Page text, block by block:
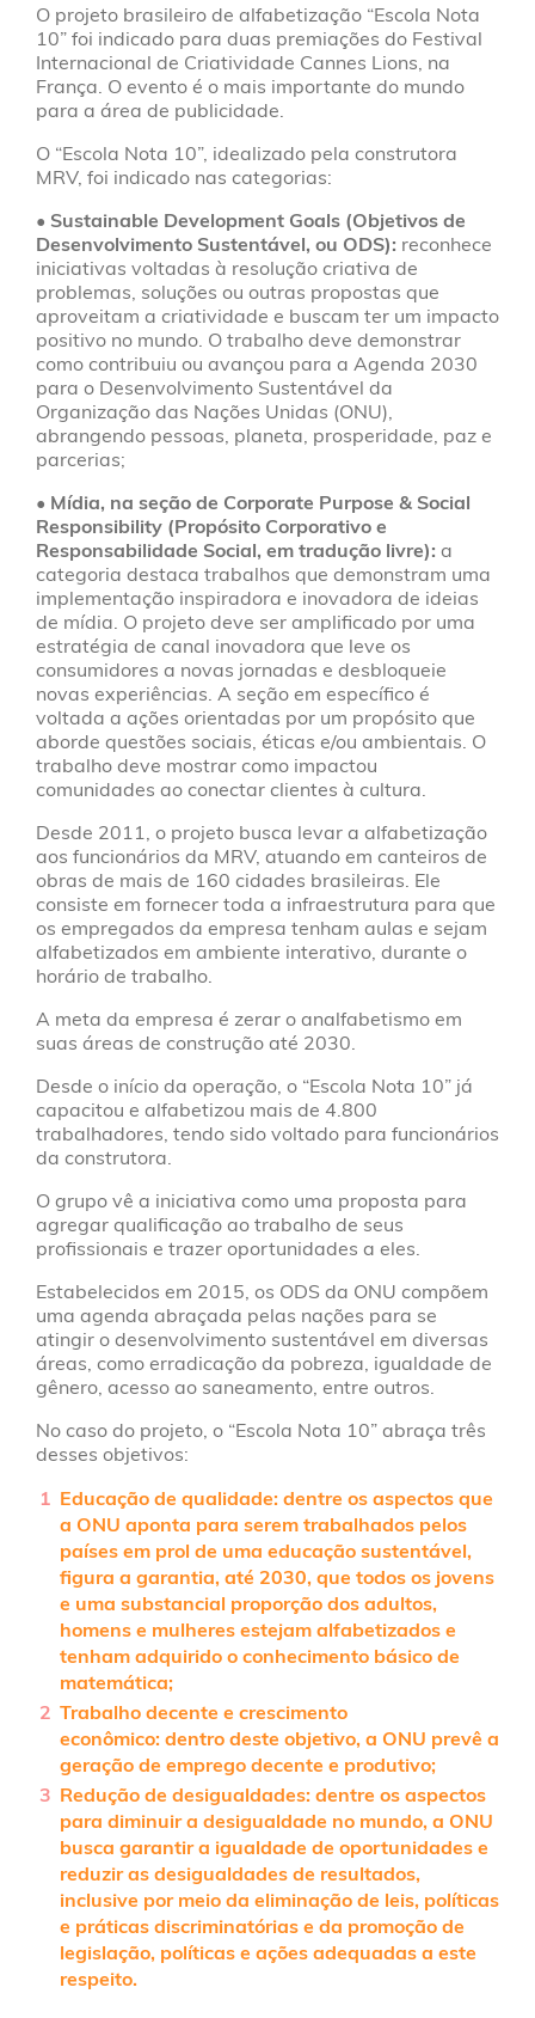
O projeto brasileiro de alfabetização “Escola Nota
10” foi indicado para duas premiações do Festival
Internacional de Criatividade Cannes Lions, na
França. O evento é o mais importante do mundo
para a área de publicidade.
O “Escola Nota 10”, idealizado pela construtora
MRV, foi indicado nas categorias:
• Sustainable Development Goals (Objetivos de
Desenvolvimento Sustentável, ou ODS): reconhece
iniciativas voltadas à resolução criativa de
problemas, soluções ou outras propostas que
aproveitam a criatividade e buscam ter um impacto
positivo no mundo. O trabalho deve demonstrar
como contribuiu ou avançou para a Agenda 2030
para o Desenvolvimento Sustentável da
Organização das Nações Unidas (ONU),
abrangendo pessoas, planeta, prosperidade, paz e
parcerias;
• Mídia, na seção de Corporate Purpose & Social
Responsibility (Propósito Corporativo e
Responsabilidade Social, em tradução livre): a
categoria destaca trabalhos que demonstram uma
implementação inspiradora e inovadora de ideias
de mídia. O projeto deve ser amplificado por uma
estratégia de canal inovadora que leve os
consumidores a novas jornadas e desbloqueie
novas experiências. A seção em específico é
voltada a ações orientadas por um propósito que
aborde questões sociais, éticas e/ou ambientais. O
trabalho deve mostrar como impactou
comunidades ao conectar clientes à cultura.
Desde 2011, o projeto busca levar a alfabetização
aos funcionários da MRV, atuando em canteiros de
obras de mais de 160 cidades brasileiras. Ele
consiste em fornecer toda a infraestrutura para que
os empregados da empresa tenham aulas e sejam
alfabetizados em ambiente interativo, durante o
horário de trabalho.
A meta da empresa é zerar o analfabetismo em
suas áreas de construção até 2030.
Desde o início da operação, o “Escola Nota 10” já
capacitou e alfabetizou mais de 4.800
trabalhadores, tendo sido voltado para funcionários
da construtora.
O grupo vê a iniciativa como uma proposta para
agregar qualificação ao trabalho de seus
profissionais e trazer oportunidades a eles.
Estabelecidos em 2015, os ODS da ONU compõem
uma agenda abraçada pelas nações para se
atingir o desenvolvimento sustentável em diversas
áreas, como erradicação da pobreza, igualdade de
gênero, acesso ao saneamento, entre outros.
No caso do projeto, o “Escola Nota 10” abraça três
desses objetivos:
Educação de qualidade: dentre os aspectos que
a ONU aponta para serem trabalhados pelos
países em prol de uma educação sustentável,
figura a garantia, até 2030, que todos os jovens
e uma substancial proporção dos adultos,
homens e mulheres estejam alfabetizados e
tenham adquirido o conhecimento básico de
matemática;
Trabalho decente e crescimento
econômico: dentro deste objetivo, a ONU prevê a
geração de emprego decente e produtivo;
Redução de desigualdades: dentre os aspectos
para diminuir a desigualdade no mundo, a ONU
busca garantir a igualdade de oportunidades e
reduzir as desigualdades de resultados,
inclusive por meio da eliminação de leis, políticas
e práticas discriminatórias e da promoção de
legislação, políticas e ações adequadas a este
respeito.